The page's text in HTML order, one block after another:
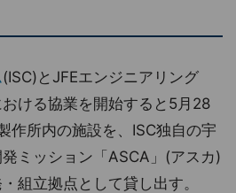
(ISC)とJFEエンジニアリング
ける協業を開始すると5月28
作所内の施設を、ISC独自の宇
ミッション「ASCA」(アスカ)
組立拠点として貸し出す。